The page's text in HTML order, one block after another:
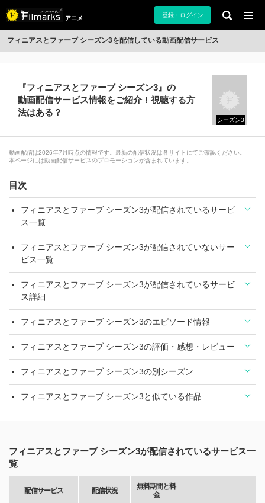
アニメ 登録・ログイン
フィニアスとファーブ シーズン3を配信している動画配信サービス
『フィニアスとファーブ シーズン3』の
動画配信サービス情報をご紹介！視聴する方
法はある？
シーズン3
動画配信は2026年7月時点の情報です。最新の配信状況は各サイトにてご確認ください。
本ページには動画配信サービスのプロモーションが含まれています。
目次
フィニアスとファーブ シーズン3が配信されているサービ
ス一覧
フィニアスとファーブ シーズン3が配信されていないサー
ビス一覧
フィニアスとファーブ シーズン3が配信されているサービ
ス詳細
フィニアスとファーブ シーズン3のエピソード情報
フィニアスとファーブ シーズン3の評価・感想・レビュー
フィニアスとファーブ シーズン3の別シーズン
フィニアスとファーブ シーズン3と似ている作品
フィニアスとファーブ シーズン3が配信されているサービス一
覧
配信サービス 配信状況
無料期間と料
金